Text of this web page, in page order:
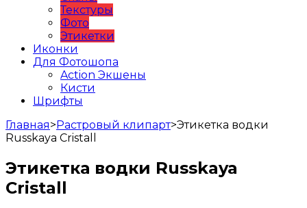
Текстуры
Фото
Этикетки
Иконки
Для Фотошопа
Action Экшены
Кисти
Шрифты
Главная>Растровый клипарт>Этикетка водки
Russkaya Cristall
Этикетка водки Russkaya
Cristall